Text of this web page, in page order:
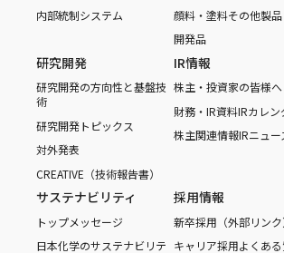
内部統制システム
顔料・塗料その他製品
開発品
研究開発
研究開発の方向性と基盤技
術
研究開発トピックス
対外発表
CREATIVE（技術報告書）
IR情報
株主・投資家の皆様へ
財務・IR資料IRカレン
株主関連情報IRニュー
サステナビリティ
トップメッセージ
日本化学のサステナビリテ
採用情報
新卒採用（外部リンク
キャリア採用よくあ